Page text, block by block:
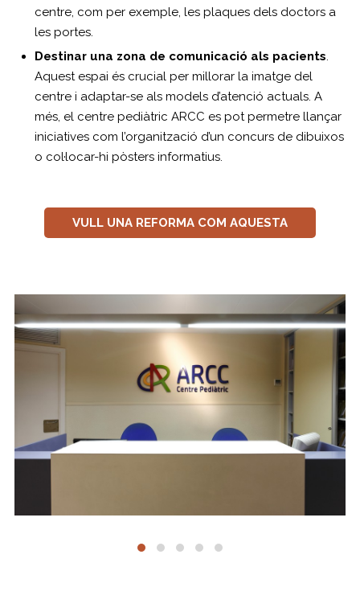
centre, com per exemple, les plaques dels doctors a
les portes.
Destinar una zona de comunicació als pacients.
Aquest espai és crucial per millorar la imatge del
centre i adaptar-se als models d’atenció actuals. A
més, el centre pediàtric ARCC es pot permetre llançar
iniciatives com l’organització d’un concurs de dibuixos
o col·locar-hi pòsters informatius.
VULL UNA REFORMA COM AQUESTA